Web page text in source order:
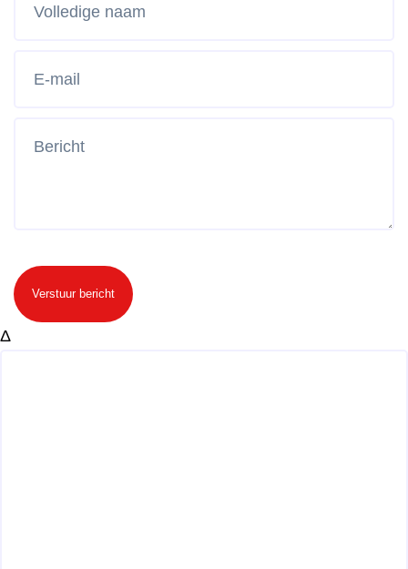
Verstuur bericht
Δ